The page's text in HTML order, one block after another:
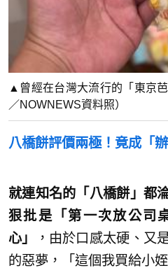
▲曾經在台灣大流行的「東京
／NOWNEWS資料照）
八橋餅評價兩極！竟成「辦
就連知名的「八橋餅」都
狠批是「第一次放公司
心」
，由於口感太硬、又
的惡夢，「這個我買給小